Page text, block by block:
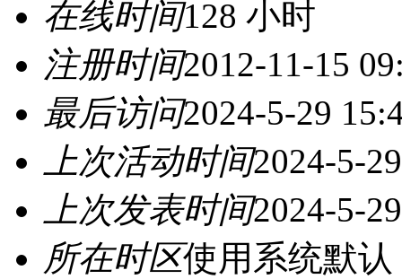
在线时间128 小时
注册时间2012-11-15
最后访问2024-5-29
上次活动时间2024-5-
上次发表时间2024-5-
所在时区使用系统默认